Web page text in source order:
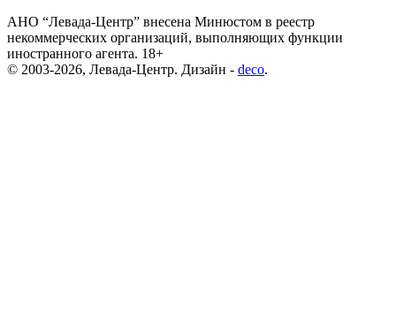
АНО “Левада-Центр” внесена Минюстом в реестр
некоммерческих организаций, выполняющих функции
иностранного агента. 18+
© 2003-2026, Левада-Центр. Дизайн - deco.